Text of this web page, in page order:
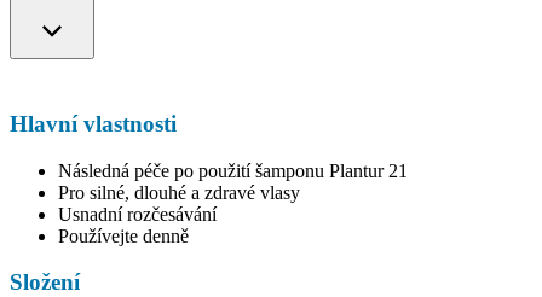
Hlavní vlastnosti
Následná péče po použití šamponu Plantur 21
Pro silné, dlouhé a zdravé vlasy
Usnadní rozčesávání
Používejte denně
Složení